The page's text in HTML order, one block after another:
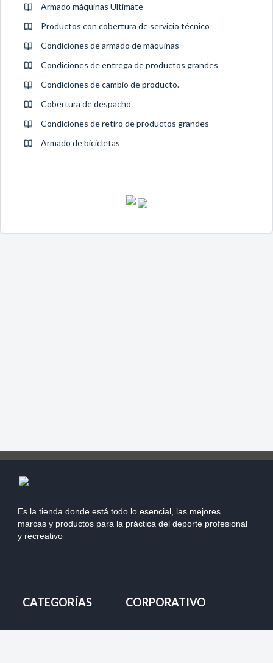
Armado máquinas Ultimate
Productos con cobertura de servicio técnico
Condiciones de armado de máquinas
Condiciones de entrega de productos grandes
Condiciones de cambio de producto.
Cobertura de despacho
Condiciones de retiro de productos grandes
Armado de bicicletas
Es la tienda donde está todo lo esencial, las mejores
marcas y productos para la práctica del deporte profesional
y recreativo
CATEGORÍAS CORPORATIVO